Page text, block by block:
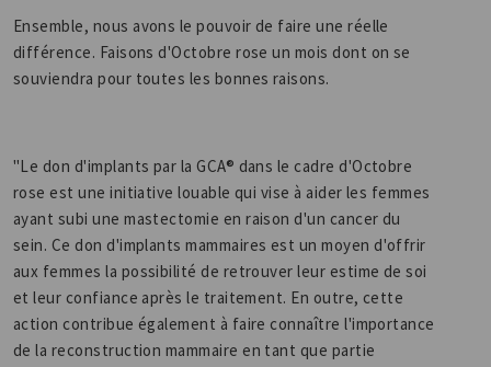
Ensemble, nous avons le pouvoir de faire une réelle
différence. Faisons d'Octobre rose un mois dont on se
souviendra pour toutes les bonnes raisons.
"Le don d'implants par la GCA® dans le cadre d'Octobre
rose est une initiative louable qui vise à aider les femmes
ayant subi une mastectomie en raison d'un cancer du
sein. Ce don d'implants mammaires est un moyen d'offrir
aux femmes la possibilité de retrouver leur estime de soi
et leur confiance après le traitement. En outre, cette
action contribue également à faire connaître l'importance
de la reconstruction mammaire en tant que partie